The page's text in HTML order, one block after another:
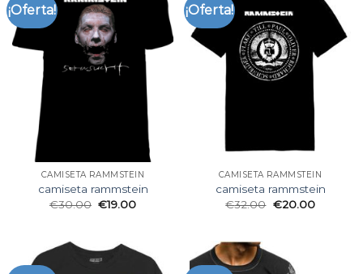
¡Oferta!
CAMISETA RAMMSTEIN
camiseta rammstein
€30.00 €19.00
¡Oferta!
CAMISETA RAMMSTEIN
camiseta rammstein
€32.00 €20.00